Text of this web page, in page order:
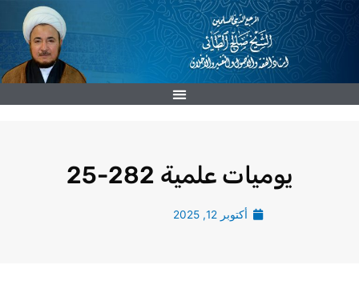
تخطي
يوميات علمية 282-25
أكتوبر 12, 2025